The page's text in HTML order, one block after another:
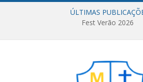
ÚLTIMAS
Fest Verão 2026